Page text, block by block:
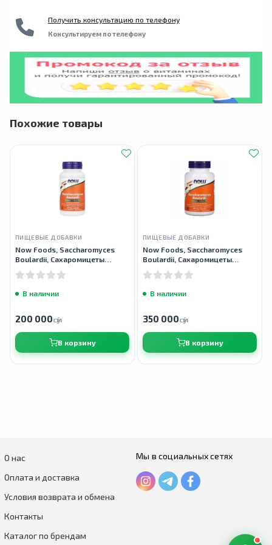
Получить консультацию по телефону
Консультируем по телефону
Похожие товары
ПИЩЕВЫЕ ДОБАВКИ
Now Foods, Saccharomyces
Boulardii, Сахаромицеты
капсул
В наличии
200 000сӯм
В корзину
ПИЩЕВЫЕ ДОБАВКИ
Now Foods, Saccharomyces
Boulardii, Сахаромицеты
капсул
В наличии
350 000сӯм
В корзину
О нас
Оплата и доставка
Условия возврата и обмена
Контакты
Каталог по брендам
Мы в социальных сетях